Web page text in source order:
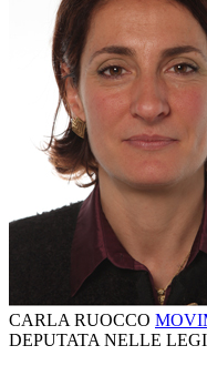
CARLA RUOCCO
DEPUTATA NELLE